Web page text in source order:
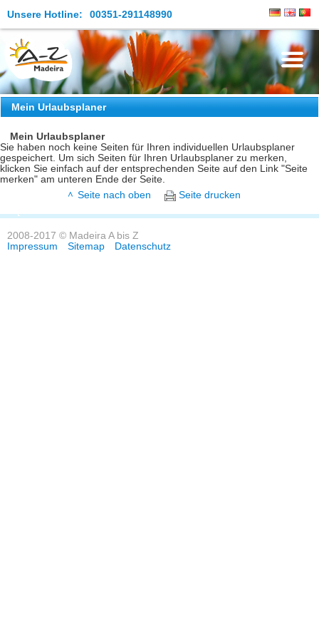
Unsere Hotline: 00351-291148990
Die Insel
Madeira Erleben
Aktuelles
Reiseangebote
Kontakt
Mein Urlaubsplaner
Mein Urlaubsplaner
Sie haben noch keine Seiten für Ihren individuellen Urlaubsplaner
gespeichert. Um sich Seiten für Ihren Urlaubsplaner zu merken,
klicken Sie einfach auf der entsprechenden Seite auf den Link "Seite
merken" am unteren Ende der Seite.
Seite nach oben
Seite drucken
2008-2017 © Madeira A bis Z
Impressum
Sitemap Datenschutz